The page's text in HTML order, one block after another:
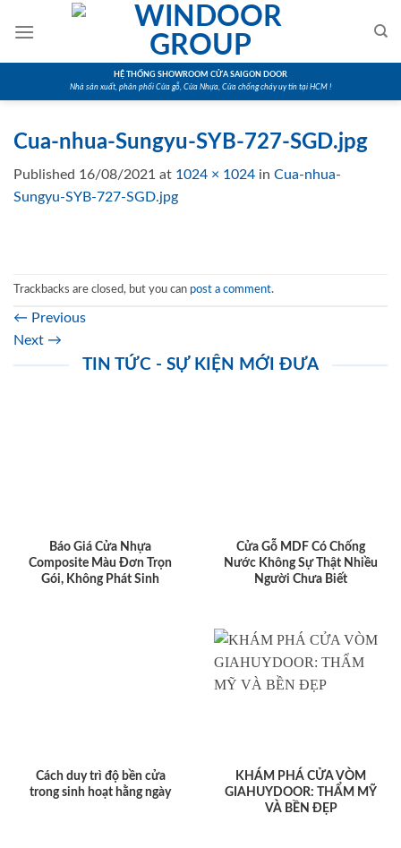
HỆ THỐNG SHOWROOM CỬA SAIGON DOOR
Nhà sản xuất, phân phối Cửa gỗ, Cửa Nhựa, Cửa chống cháy uy tín tại HCM !
Cua-nhua-Sungyu-SYB-727-SGD.jpg
Published 16/08/2021 at 1024 × 1024 in Cua-nhua-
Sungyu-SYB-727-SGD.jpg
Trackbacks are closed, but you can post a comment.
← Previous
Next →
TIN TỨC - SỰ KIỆN MỚI ĐƯA
Báo Giá Cửa Nhựa
Composite Màu Đơn Trọn
Gói, Không Phát Sinh
Cửa Gỗ MDF Có Chống
Nước Không Sự Thật Nhiều
Người Chưa Biết
Cách duy trì độ bền cửa
trong sinh hoạt hằng ngày
KHÁM PHÁ CỬA VÒM
GIAHUYDOOR: THẨM MỸ
VÀ BỀN ĐẸP